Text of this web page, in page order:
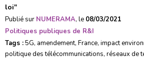
loi"
Publié sur NUMERAMA, le 08/03/2021
Politiques publiques de R&I
Tags :5G, amendement, France, impact
politique des télécommunications, réseaux de